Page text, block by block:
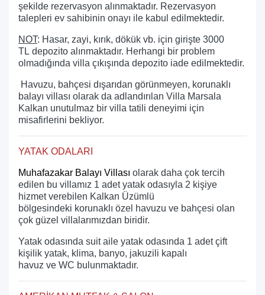
şekilde rezervasyon alınmaktadır. Rezervasyon
talepleri ev sahibinin onayı ile kabul edilmektedir.
NOT: Hasar, zayi, kırık, dökük vb. için girişte 3000
TL depozito alınmaktadır. Herhangi bir problem
olmadığında villa çıkışında depozito iade edilmektedir.
Havuzu, bahçesi dışarıdan görünmeyen, korunaklı
balayı villası olarak da adlandırılan Villa Marsala
Kalkan unutulmaz bir villa tatili deneyimi için
misafirlerini bekliyor.
YATAK ODALARI
Muhafazakar Balayı Villası olarak daha çok tercih
edilen bu villamız 1 adet yatak odasıyla 2 kişiye
hizmet verebilen Kalkan Üzümlü
bölgesindeki korunaklı özel havuzu ve bahçesi olan
çok güzel villalarımızdan biridir.
Yatak odasında suit aile yatak odasında 1 adet çift
kişilik yatak, klima, banyo, jakuzili kapalı
havuz ve WC bulunmaktadır.